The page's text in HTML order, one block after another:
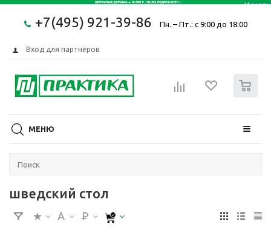
+7(495) 921-39-86 Пн. – Пт.: с 9:00 до 18:00
Вход для партнёров
МЕНЮ
шведский стол